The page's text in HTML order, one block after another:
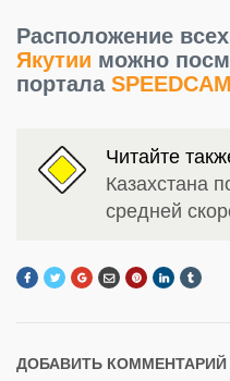
Расположение всех
Якутии можно
портала
Читайте
Казахстана
средней
ДОБАВИТЬ КОММЕНТАРИЙ